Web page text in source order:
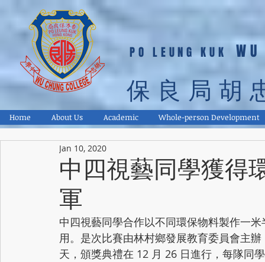
PO LEUNG KUK
保良局胡
Home About Us Academic Whole-person Development
中四視藝同學獲得
軍
Jan 10, 2020
中四視藝同學合作以不同環保物料製作一
用。是次比賽由林村鄉發展教育委員會主
天，頒獎典禮在 12 月 26 日進行，每隊同